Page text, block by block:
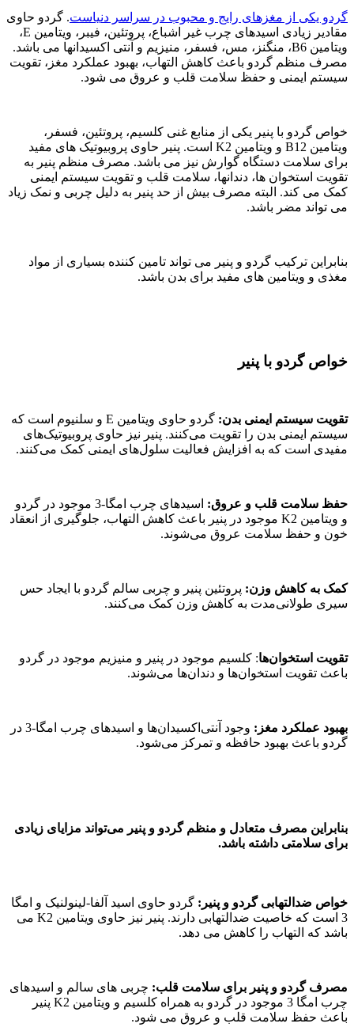
گردو یکی از مغزهای رایج و محبوب در سراسر دنیاست. گردو حاوی
مقادیر زیادی اسیدهای چرب غیر اشباع، پروتئین، فیبر، ویتامین E،
ویتامین B6، منگنز، مس، فسفر، منیزیم و آنتی اکسیدانها می باشد.
مصرف منظم گردو باعث کاهش التهاب، بهبود عملکرد مغز، تقویت
سیستم ایمنی و حفظ سلامت قلب و عروق می شود.
خواص گردو با پنیر یکی از منابع غنی کلسیم، پروتئین، فسفر،
ویتامین B12 و ویتامین K2 است. پنیر حاوی پروبیوتیک های مفید
برای سلامت دستگاه گوارش نیز می باشد. مصرف منظم پنیر به
تقویت استخوان ها، دندانها، سلامت قلب و تقویت سیستم ایمنی
کمک می کند. البته مصرف بیش از حد پنیر به دلیل چربی و نمک زیاد
می تواند مضر باشد.
بنابراین ترکیب گردو و پنیر می تواند تامین کننده بسیاری از مواد
مغذی و ویتامین های مفید برای بدن باشد.
خواص گردو با پنیر
تقویت سیستم ایمنی بدن:
گردو حاوی ویتامین E و سلنیوم است که
سیستم ایمنی بدن را تقویت می‌کنند. پنیر نیز حاوی پروبیوتیک‌های
مفیدی است که به افزایش فعالیت سلول‌های ایمنی کمک می‌کنند.
حفظ سلامت قلب و عروق:
اسیدهای چرب امگا-3 موجود در گردو
و ویتامین K2 موجود در پنیر باعث کاهش التهاب، جلوگیری از انعقاد
خون و حفظ سلامت عروق می‌شوند.
کمک به کاهش وزن: پروتئین پنیر و چربی سالم گردو با ایجاد حس
سیری طولانی‌مدت به کاهش وزن کمک می‌کنند.
تقویت استخوان‌ها: کلسیم موجود در پنیر و منیزیم موجود در گردو
باعث تقویت استخوان‌ها و دندان‌ها می‌شوند.
بهبود عملکرد مغز:
وجود آنتی‌اکسیدان‌ها و اسیدهای چرب امگا-3 در
گردو باعث بهبود حافظه و تمرکز می‌شود.
بنابراین مصرف متعادل و منظم گردو و پنیر می‌تواند مزایای زیادی
برای سلامتی داشته باشد.
خواص ضدالتهابی گردو و پنیر: گردو حاوی اسید آلفا-لینولنیک و امگا
3 است که خاصیت ضدالتهابی دارند. پنیر نیز حاوی ویتامین K2 می
باشد که التهاب را کاهش می دهد.
مصرف گردو و پنیر برای سلامت قلب: چربی های سالم و اسیدهای
چرب امگا 3 موجود در گردو به همراه کلسیم و ویتامین K2 پنیر
باعث حفظ سلامت قلب و عروق می شود.